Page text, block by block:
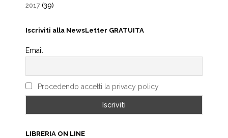
2017 (39)
Iscriviti alla NewsLetter GRATUITA
Email
Procedendo accetti la privacy policy
LIBRERIA ON LINE